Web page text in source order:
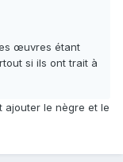
œuvres étant
si ils ont trait à
ajouter le nègre et le